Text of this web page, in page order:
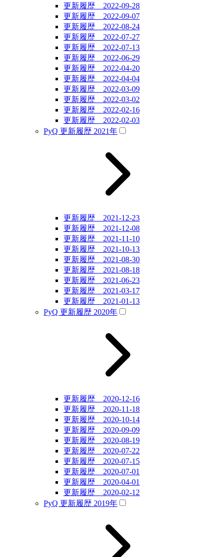
更新履歴 2022-09-28
更新履歴 2022-09-07
更新履歴 2022-08-24
更新履歴 2022-07-27
更新履歴 2022-07-13
更新履歴 2022-06-29
更新履歴 2022-04-20
更新履歴 2022-04-04
更新履歴 2022-03-09
更新履歴 2022-03-02
更新履歴 2022-02-16
更新履歴 2022-02-03
PyQ 更新履歴 2021年
更新履歴 2021-12-23
更新履歴 2021-12-08
更新履歴 2021-11-10
更新履歴 2021-10-13
更新履歴 2021-08-30
更新履歴 2021-08-18
更新履歴 2021-06-23
更新履歴 2021-03-17
更新履歴 2021-01-13
PyQ 更新履歴 2020年
更新履歴 2020-12-16
更新履歴 2020-11-18
更新履歴 2020-10-14
更新履歴 2020-09-09
更新履歴 2020-08-19
更新履歴 2020-07-22
更新履歴 2020-07-15
更新履歴 2020-07-01
更新履歴 2020-04-01
更新履歴 2020-02-12
PyQ 更新履歴 2019年